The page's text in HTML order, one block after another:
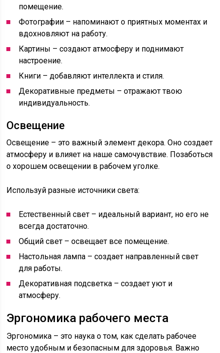
помещение.
Фотографии – напоминают о приятных моментах и
вдохновляют на работу.
Картины – создают атмосферу и поднимают
настроение.
Книги – добавляют интеллекта и стиля.
Декоративные предметы – отражают твою
индивидуальность.
Освещение
Освещение – это важный элемент декора. Оно создает
атмосферу и влияет на наше самочувствие. Позаботься
о хорошем освещении в рабочем уголке.
Используй разные источники света:
Естественный свет – идеальный вариант, но его не
всегда достаточно.
Общий свет – освещает все помещение.
Настольная лампа – создает направленный свет
для работы.
Декоративная подсветка – создает уют и
атмосферу.
Эргономика рабочего места
Эргономика – это наука о том, как сделать рабочее
место удобным и безопасным для здоровья. Важно